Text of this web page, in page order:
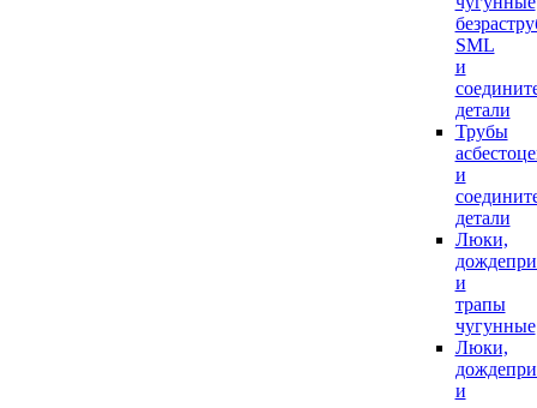
SML
и
детали
Трубы
и
детали
Люки,
и
трапы
чугунные
Люки,
и